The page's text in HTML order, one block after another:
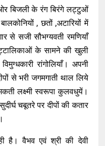
बिजली के रंग बिरंगे लट्टुओं
, छतों ,अटारियों में
से सजी सौभग्यवती रमणियाँ
के सामने की खुली
रांगोलियाँ। अपनी
से भरी जगमगाती थाल लिये
लक्ष्मी स्वरूपा कुलवधुयें।
चबूतरे पर दीपों की कतार
है। वैभव एवं श्री की देवी